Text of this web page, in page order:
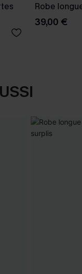
Robe
39,00 €